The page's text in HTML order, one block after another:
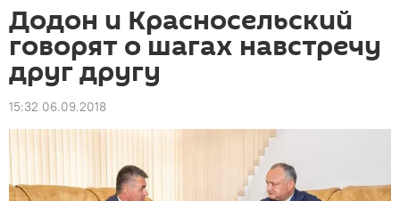
Додон и Красносельский
говорят о шагах навстречу
друг другу
15:32 06.09.2018